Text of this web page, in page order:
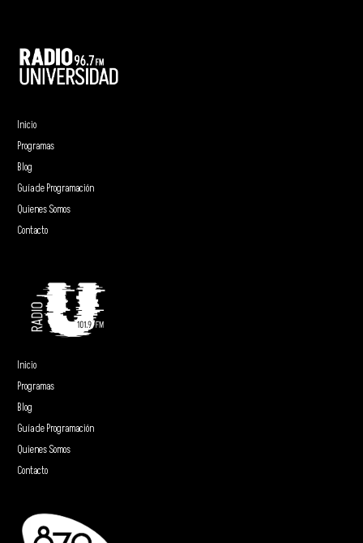
Inicio
Programas
Blog
Guía de Programación
Quienes Somos
Contacto
Inicio
Programas
Blog
Guía de Programación
Quienes Somos
Contacto